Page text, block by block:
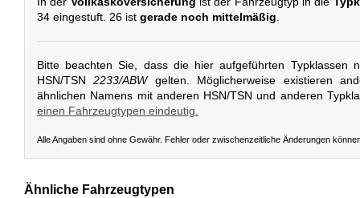
34 eingestuft. 26 ist gerade noch mittelmäßig.
Bitte beachten Sie, dass die hier aufgeführten Typklassen
HSN/TSN2233/ABWgelten. Möglicherweise existieren
ähnlichen Namens mit anderen HSN/TSN und anderen
einen Fahrzeugtypen eindeutig.
Alle Angaben sind ohne Gewähr. Fehler oder zwischenzeitliche Änderungen
Ähnliche Fahrzeugtypen